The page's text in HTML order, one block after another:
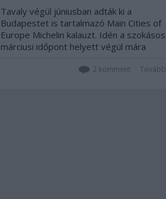
Tavaly végül júniusban adták ki a
Budapestet is tartalmazó Main Cities of
Europe Michelin kalauzt. Idén a szokásos
márciusi időpont helyett végül mára
MG Budapestként... Íme az eredmények.
Tovább
2 komment